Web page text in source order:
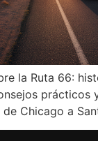
la Ruta 66:
prácticos
Chicago a